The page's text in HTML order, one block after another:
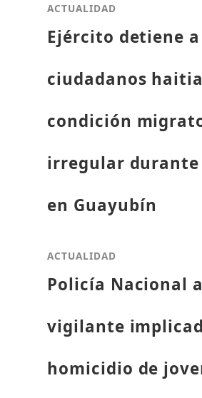
ACTUALIDAD
Ejército detiene a
ciudadanos
condición
irregular
en Guayubín
ACTUALIDAD
Policía Nacional
vigilante
homicidio de